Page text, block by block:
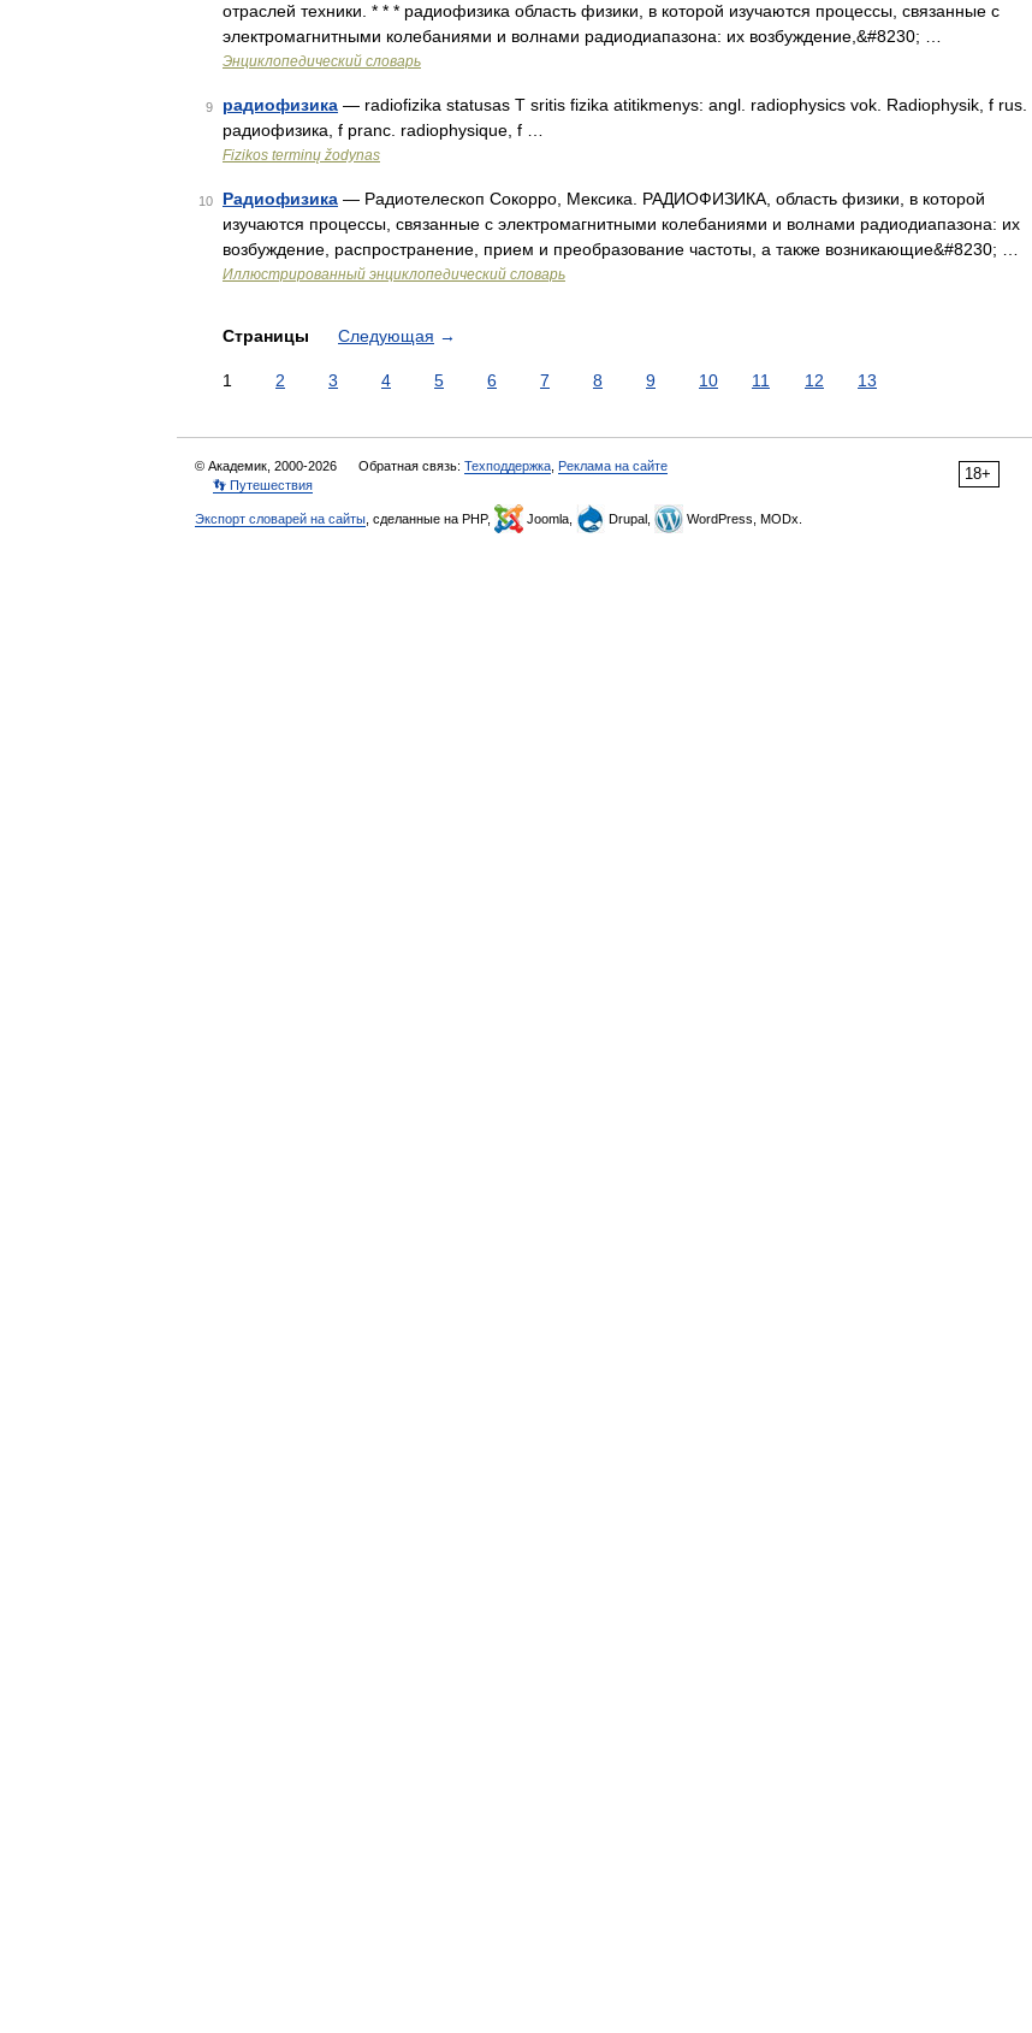
отраслей техники. * * * радиофизика область физики, в которой изучаются процессы, связанные с
электромагнитными колебаниями и волнами радиодиапазона: их возбуждение,&#8230; …
Энциклопедический словарь
9 радиофизика — radiofizika statusas T sritis fizika atitikmenys: angl. radiophysics vok. Radiophysik, f rus.
радиофизика, f pranc. radiophysique, f …
Fizikos terminų žodynas
10 Радиофизика — Радиотелескоп Сокорро, Мексика. РАДИОФИЗИКА, область физики, в которой
изучаются процессы, связанные с электромагнитными колебаниями и волнами радиодиапазона: их
возбуждение, распространение, прием и преобразование частоты, а также возникающие&#8230; …
Иллюстрированный энциклопедический словарь
Страницы Следующая →
1 2 3 4 5 6 7 8 9 10 11 12 13
18+
© Академик, 2000-2026 Обратная связь: Техподдержка Реклама на сайте
👣 Путешествия
Экспорт словарей на сайты , сделанные на PHP, Joomla, Drupal, WordPress, MODx.